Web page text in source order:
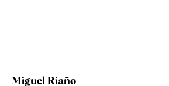
Miguel Riaño